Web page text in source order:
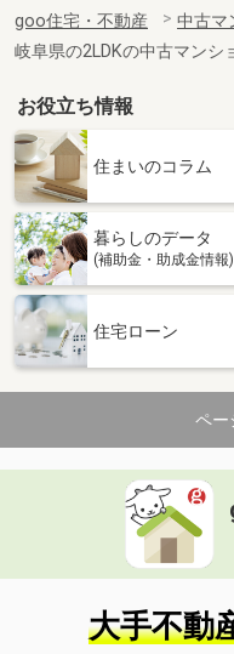
専有面積
間取り
岐阜県大垣市藤江町１丁
価 格
専有面積
間取り
岐阜県岐阜市粟野西１丁
住 所
専有面積
間取り
goo住宅・不動産 中古マ
岐阜県の2LDKの中古マンシ
お役立ち情報
住まいのコラム
暮らしのデータ
(補助金・助成金情報)
住宅ローン
ペー
大手不動